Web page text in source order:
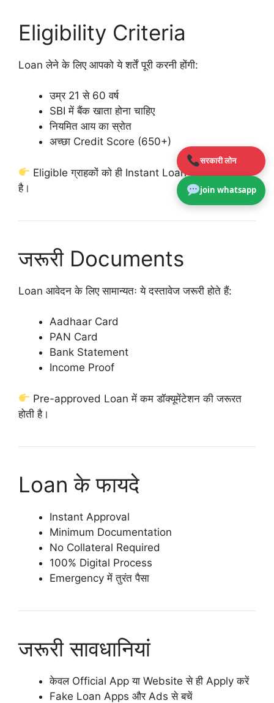
सरकारी लोन
join whatsapp
Eligibility Criteria
Loan लेने के लिए आपको ये शर्तें पूरी करनी होंगी:
उम्र 21 से 60 वर्ष
SBI में बैंक खाता होना चाहिए
नियमित आय का स्रोत
अच्छा Credit Score (650+)
Eligible ग्राहकों को ही Instant Loan का लाभ मिलता
है।
जरूरी Documents
Loan आवेदन के लिए सामान्यतः ये दस्तावेज जरूरी होते हैं:
Aadhaar Card
PAN Card
Bank Statement
Income Proof
Pre-approved Loan में कम डॉक्यूमेंटेशन की जरूरत
होती है।
Loan के फायदे
Instant Approval
Minimum Documentation
No Collateral Required
100% Digital Process
Emergency में तुरंत पैसा
जरूरी सावधानियां
केवल Official App या Website से ही Apply करें
Fake Loan Apps और Ads से बचें